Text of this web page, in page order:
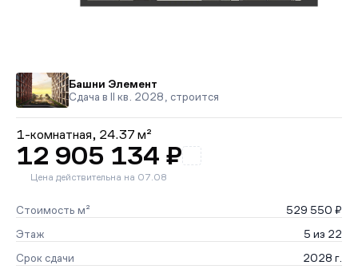
Башни Элемент
Сдача в II кв. 2028, строится
1-комнатная, 24.37 м²
12 905 134 ₽
Цена действительна на 07.08
Стоимость м²
529 550 ₽
Этаж
5 из 22
Срок сдачи
2028 г.